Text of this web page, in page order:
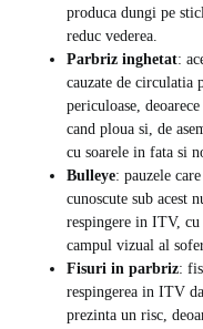
produca dungi pe
reduc vederea.
Parbriz inghetat:
cauzate de circulatia
periculoase,
cand ploua si, de
cu soarele in fata si
Bulleye: pauzele
cunoscute sub acest
respingere in ITV,
campul vizual al
Fisuri in parbriz:
respingerea in ITV
prezinta un risc,